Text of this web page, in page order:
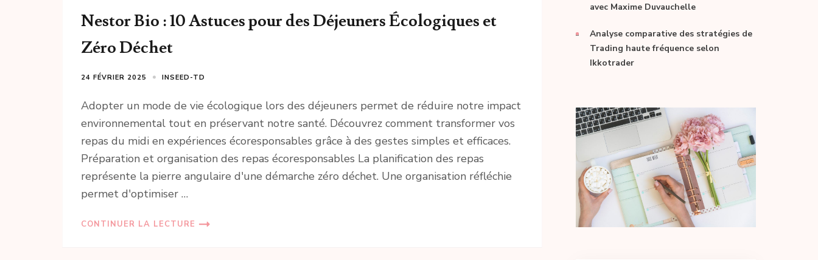
Nestor Bio : 10 Astuces pour des Déjeuners Écologiques et
Zéro Déchet
24 FÉVRIER 2025 INSEED-TD
Adopter un mode de vie écologique lors des déjeuners permet de réduire notre impact
environnemental tout en préservant notre santé. Découvrez comment transformer vos
repas du midi en expériences écoresponsables grâce à des gestes simples et efficaces.
Préparation et organisation des repas écoresponsables La planification des repas
représente la pierre angulaire d'une démarche zéro déchet. Une organisation réfléchie
permet d'optimiser …
CONTINUER LA LECTURE
avec Maxime Duvauchelle
Analyse comparative des stratégies de
Trading haute fréquence selon
Ikkotrader